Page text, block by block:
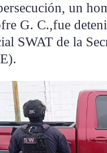
un
G. C.,fue
SWAT de la